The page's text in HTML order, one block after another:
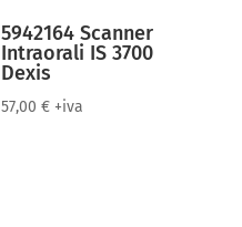
5942164 Scanner
Intraorali IS 3700
Dexis
57,00€ +iva